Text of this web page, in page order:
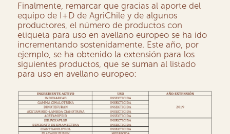
Finalmente, remarcar que gracias al aporte del
equipo de I+D de AgriChile y de algunos
productores, el número de productos con
etiqueta para uso en avellano europeo se ha ido
incrementando sostenidamente. Este año, por
ejemplo, se ha obtenido la extensión para los
siguientes productos, que se suman al listado
para uso en avellano europeo: